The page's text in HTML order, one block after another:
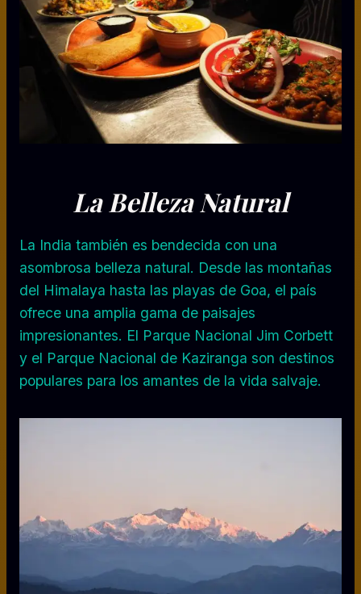
La Belleza Natural
La India también es bendecida con una
asombrosa belleza natural. Desde las montañas
del Himalaya hasta las playas de Goa, el país
ofrece una amplia gama de paisajes
impresionantes. El Parque Nacional Jim Corbett
y el Parque Nacional de Kaziranga son destinos
populares para los amantes de la vida salvaje.